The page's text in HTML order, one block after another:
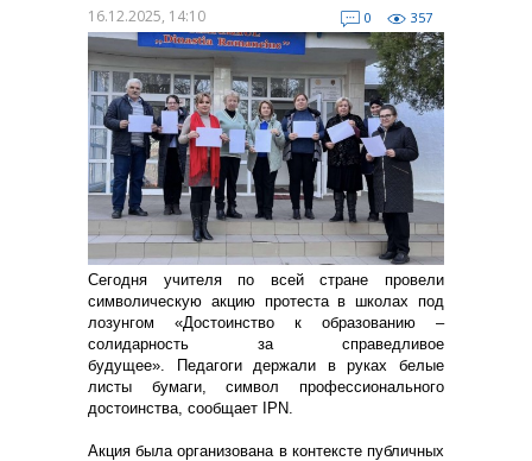
16.12.2025, 14:10 0 357
Сегодня учителя по всей стране провели
символическую акцию протеста в школах под
лозунгом «Достоинство к образованию –
солидарность за справедливое
будущее». Педагоги держали в руках белые
листы бумаги, символ профессионального
достоинства, сообщает IPN.
Акция была организована в контексте публичных